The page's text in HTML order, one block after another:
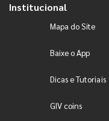
Institucional
Mapa do Site
Baixe o App
Dicas e Tutoriais
GIV coins